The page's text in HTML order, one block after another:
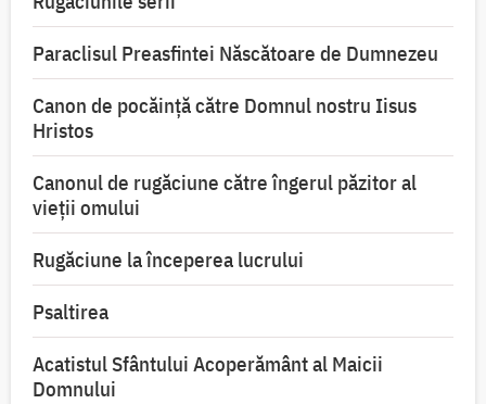
Paraclisul Preasfintei Născătoare de Dumnezeu
Canon de pocăință către Domnul nostru Iisus
Hristos
Canonul de rugăciune către îngerul păzitor al
vieții omului
Rugăciune la începerea lucrului
Psaltirea
Acatistul Sfântului Acoperământ al Maicii
Domnului